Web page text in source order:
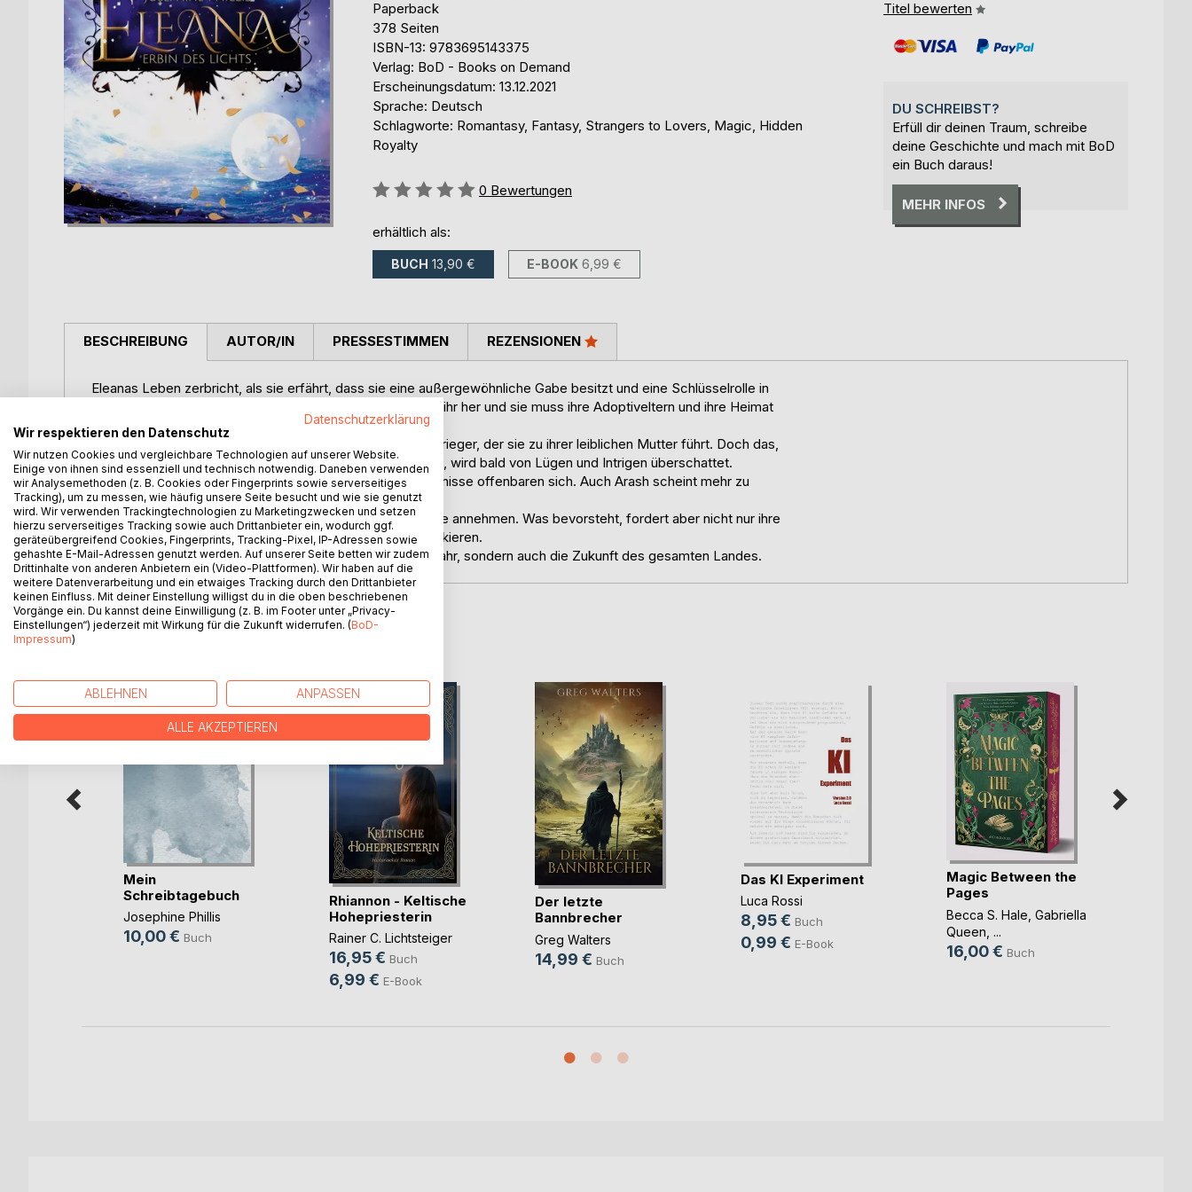
Paperback
378 Seiten
ISBN-13: 9783695143375
Verlag: BoD - Books on Demand
Erscheinungsdatum: 13.12.2021
Sprache: Deutsch
Schlagworte: Romantasy, Fantasy, Strangers to Lovers, Magic, Hidden
Royalty
Bewertung::
0 Bewertungen
erhältlich als:
BUCH 13,90 € E-BOOK 6,99 €
Titel bewerten
DU SCHREIBST?
Erfüll dir deinen Traum, schreibe
deine Geschichte und mach mit BoD
ein Buch daraus!
MEHR INFOS
BESCHREIBUNG
Eleanas Leben zerbricht, als sie erfährt, dass sie eine außergewöhnliche Gabe besitzt und eine Schlüsselrolle in
einer uralten Prophezeiung spielt. Die Dunkelheit ist hinter ihr her und sie muss ihre Adoptiveltern und ihre Heimat
verlassen.
Auf der Flucht trifft sie auf Arash, einen geheimnisvollen Krieger, der sie zu ihrer leiblichen Mutter führt. Doch das,
was sich zunächst wie ein ersehntes Wiedersehen anfühlt, wird bald von Lügen und Intrigen überschattet.
Je näher Eleana der Wahrheit kommt, desto mehr Geheimnisse offenbaren sich. Auch Arash scheint mehr zu
wissen, als er zugibt.
Sie muss ihre Bestimmung akzeptieren und sich ihrer Gabe annehmen. Was bevorsteht, fordert aber nicht nur ihre
Kräfte, sondern auch Mut und die Bereitschaft, alles zu riskieren.
Scheitert sie, bringt sie nicht nur ihr eigenes Leben in Gefahr, sondern auch die Zukunft des gesamten Landes.
AUTOR/IN PRESSESTIMMEN REZENSIONEN
WEITERE TITEL BEIBoD
Mein
Schreibtagebuch
Josephine Phillis
10,00 € Buch
Rhiannon - Keltische
Hohepriesterin
Rainer C. Lichtsteiger
16,95 € Buch
6,99 € E-Book
Der letzte
Bannbrecher
Greg Walters
14,99 € Buch
Das KI Experiment
Luca Rossi
8,95 € Buch
0,99 € E-Book
Magic Between the
Pages
Becca S. Hale Gabriella
Queen , ...
16,00 € Buch
Datenschutzerklärung
Wir respektieren den Datenschutz
Wir nutzen Cookies und vergleichbare Technologien auf unserer Website.
Einige von ihnen sind essenziell und technisch notwendig. Daneben verwenden
wir Analysemethoden (z. B. Cookies oder Fingerprints sowie serverseitiges
Tracking), um zu messen, wie häufig unsere Seite besucht und wie sie genutzt
wird. Wir verwenden Trackingtechnologien zu Marketingzwecken und setzen
hierzu serverseitiges Tracking sowie auch Drittanbieter ein, wodurch ggf.
geräteübergreifend Cookies, Fingerprints, Tracking-Pixel, IP-Adressen sowie
gehashte E-Mail-Adressen genutzt werden. Auf unserer Seite betten wir zudem
Drittinhalte von anderen Anbietern ein (Video-Plattformen). Wir haben auf die
weitere Datenverarbeitung und ein etwaiges Tracking durch den Drittanbieter
keinen Einfluss. Mit deiner Einstellung willigst du in die oben beschriebenen
Vorgänge ein. Du kannst deine Einwilligung (z. B. im Footer unter „Privacy-
Einstellungen“) jederzeit mit Wirkung für die Zukunft widerrufen. (BoD-
Impressum)
ABLEHNEN ANPASSEN
ALLE AKZEPTIEREN